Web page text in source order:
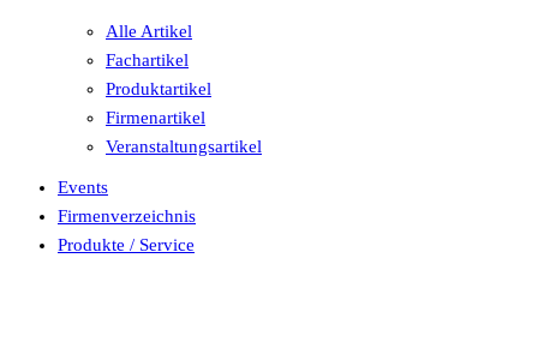
Alle Artikel
Fachartikel
Produktartikel
Firmenartikel
Veranstaltungsartikel
Events
Firmenverzeichnis
Produkte / Service